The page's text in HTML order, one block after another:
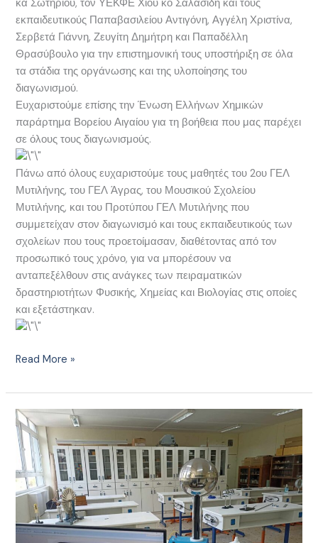
κα Σωτηρίου, τον ΥΕΚΦΕ Χίου κο Σαλασίδη και τους
εκπαιδευτικούς Παπαβασιλείου Αντιγόνη, Αγγέλη Χριστίνα,
Σερβετά Γιάννη, Ζευγίτη Δημήτρη και Παπαδέλλη
Θρασύβουλο για την επιστημονική τους υποστήριξη σε όλα
τα στάδια της οργάνωσης και της υλοποίησης του
διαγωνισμού.
Ευχαριστούμε επίσης την Ένωση Ελλήνων Χημικών
παράρτημα Βορείου Αιγαίου για τη βοήθεια που μας παρέχει
σε όλους τους διαγωνισμούς.
Πάνω από όλους ευχαριστούμε τους μαθητές του 2ου ΓΕΛ
Μυτιλήνης, του ΓΕΛ Άγρας, του Μουσικού Σχολείου
Μυτιλήνης, και του Προτύπου ΓΕΛ Μυτιλήνης που
συμμετείχαν στον διαγωνισμό και τους εκπαιδευτικούς των
σχολείων που τους προετοίμασαν, διαθέτοντας από τον
προσωπικό τους χρόνο, για να μπορέσουν να
ανταπεξέλθουν στις ανάγκες των πειραματικών
δραστηριοτήτων Φυσικής, Χημείας και Βιολογίας στις οποίες
και εξετάστηκαν.
Read More »
Tο
ΕΚΦΕ
Λέσβου
στο
πρόγραμμα
Scientix
TV